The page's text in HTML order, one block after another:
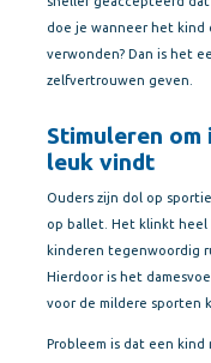
doe je wanneer het kind
verwonden? Dan is het
zelfvertrouwen geven.
Stimuleren
leuk vindt
Ouders zijn dol op
op ballet. Het klinkt heel
kinderen tegenwoordig
Hierdoor is het
voor de mildere sporten
Probleem is dat een